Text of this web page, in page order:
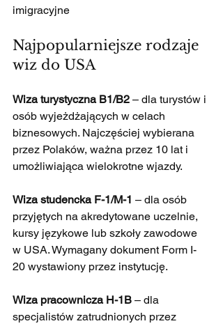
imigracyjne
Najpopularniejsze rodzaje
wiz do USA
Wiza turystyczna B1/B2 – dla turystów i
osób wyjeżdżających w celach
biznesowych. Najczęściej wybierana
przez Polaków, ważna przez 10 lat i
umożliwiająca wielokrotne wjazdy.
Wiza studencka F-1/M-1 – dla osób
przyjętych na akredytowane uczelnie,
kursy językowe lub szkoły zawodowe
w USA. Wymagany dokument Form I-
20 wystawiony przez instytucję.
Wiza pracownicza H-1B – dla
specjalistów zatrudnionych przez